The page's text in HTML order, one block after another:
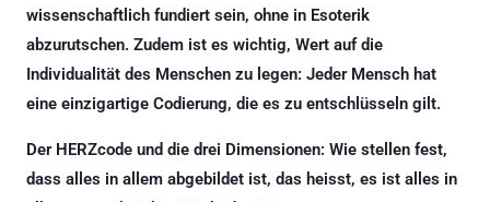
wissenschaftlich fundiert sein, ohne in Esoterik
abzurutschen. Zudem ist es wichtig, Wert auf die
Individualität des Menschen zu legen: Jeder Mensch hat
eine einzigartige Codierung, die es zu entschlüsseln gilt.
Der HERZcode und die drei Dimensionen: Wie stellen fest,
dass alles in allem abgebildet ist, das heisst, es ist alles in